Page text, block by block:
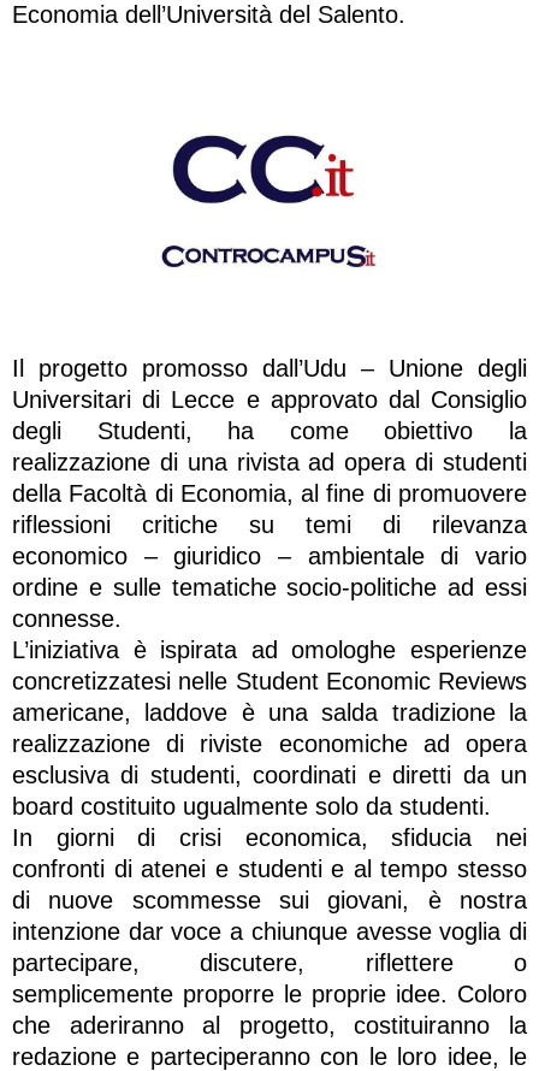
Economia dell’Università del Salento.
Il progetto promosso dall’Udu – Unione degli
Universitari di Lecce e approvato dal Consiglio
degli Studenti, ha come obiettivo la
realizzazione di una rivista ad opera di studenti
della Facoltà di Economia, al fine di promuovere
riflessioni critiche su temi di rilevanza
economico – giuridico – ambientale di vario
ordine e sulle tematiche socio-politiche ad essi
connesse.
L’iniziativa è ispirata ad omologhe esperienze
concretizzatesi nelle Student Economic Reviews
americane, laddove è una salda tradizione la
realizzazione di riviste economiche ad opera
esclusiva di studenti, coordinati e diretti da un
board costituito ugualmente solo da studenti.
In giorni di crisi economica, sfiducia nei
confronti di atenei e studenti e al tempo stesso
di nuove scommesse sui giovani, è nostra
intenzione dar voce a chiunque avesse voglia di
partecipare, discutere, riflettere o
semplicemente proporre le proprie idee. Coloro
che aderiranno al progetto, costituiranno la
redazione e parteciperanno con le loro idee, le